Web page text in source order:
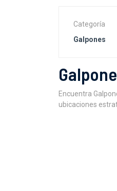
Categoría
Galpones
Encuentra
ubicaciones